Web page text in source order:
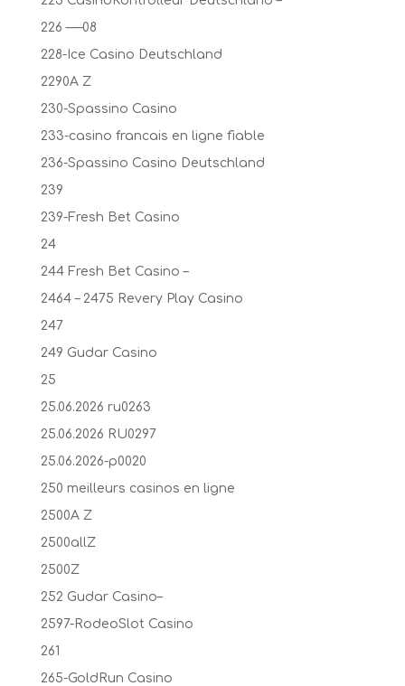
226 —–08
228-Ice Casino Deutschland
2290A Z
230-Spassino Casino
233-casino francais en ligne fiable
236-Spassino Casino Deutschland
239
239-Fresh Bet Casino
24
244 Fresh Bet Casino –
2464 – 2475 Revery Play Casino
247
249 Gudar Casino
25
25.06.2026 ru0263
25.06.2026 RU0297
25.06.2026-p0020
250 meilleurs casinos en ligne
2500A Z
2500allZ
2500Z
252 Gudar Casino–
2597-RodeoSlot Casino
261
265-GoldRun Casino